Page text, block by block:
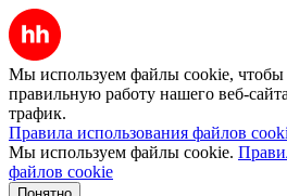
Мы используем файлы cookie, чтобы
правильную работу нашего веб-
трафик.
Правила использования файлов
Мы используем файлы cookie.
файлов cookie